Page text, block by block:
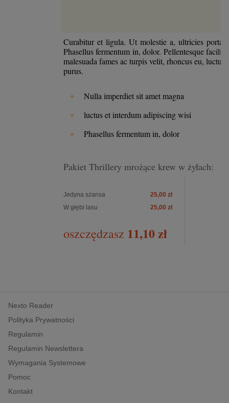
Curabitur et ligula. Ut molestie a, ultricies porta
Phasellus fermentum in, dolor. Pellentesque
malesuada fames ac turpis velit, rhoncus eu,
purus.
Nulla imperdiet sit amet magna
luctus et interdum adipiscing wisi
Phasellus fermentum in, dolor
Pakiet Thrillery mrożące krew w żyłach:
Jedyna szansa
25,00 zł
W głębi lasu
25,00 zł
oszczędzasz 11,10 zł
Nexto Reader
Polityka Prywatności
Regulamin
Regulamin Newslettera
Wymagania Systemowe
Pomoc
Kontakt